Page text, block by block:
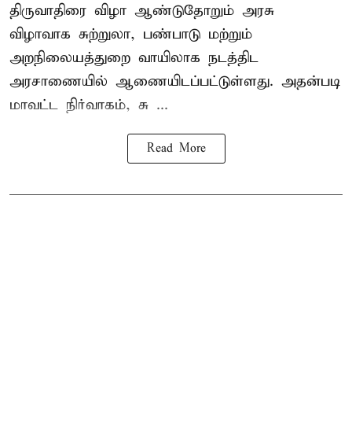
திருவாதிரை விழா ஆண்டுதோறும் அரசு
விழாவாக சுற்றுலா, பண்பாடு மற்றும்
அறநிலையத்துறை வாயிலாக நடத்திட
அரசாணையில் ஆணையிடப்பட்டுள்ளது. அதன்படி
மாவட்ட நிர்வாகம், சு ...
Read More